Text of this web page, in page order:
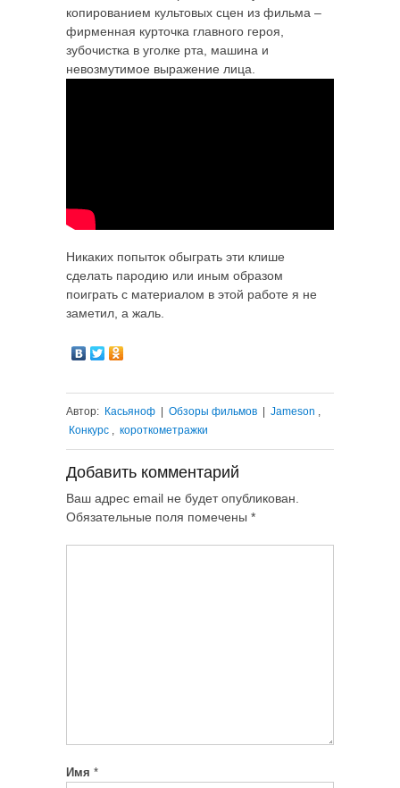
копированием культовых сцен из фильма –
фирменная курточка главного героя,
зубочистка в уголке рта, машина и
невозмутимое выражение лица.
Никаких попыток обыграть эти клише
сделать пародию или иным образом
поиграть с материалом в этой работе я не
заметил, а жаль.
Автор: Касьяноф | Обзоры фильмов | Jameson
Конкурс
короткометражки
Добавить комментарий
Ваш адрес email не будет опубликован.
Обязательные поля помечены *
Имя *